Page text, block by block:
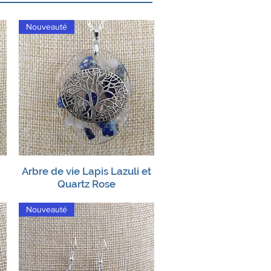
Aperçu rapide
Nouveauté
Arbre de vie Lapis Lazuli et
Quartz Rose
Nouveauté